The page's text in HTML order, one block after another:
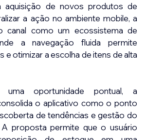
aquisição de novos produtos de
a ação no ambiente mobile, a
canal como um ecossistema de
a navegação fluida permite
e otimizar a escolha de itens de alta
oportunidade pontual, a
o aplicativo como o ponto
de tendências e gestão do
proposta permite que o usuário